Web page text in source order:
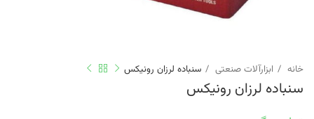
خانه ابزارآلات صنعتی سنباده لرزان رونیکس
سنباده لرزان رونیکس